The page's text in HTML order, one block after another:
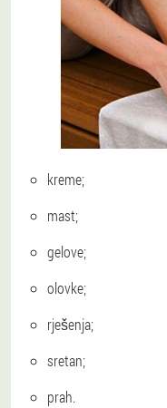
kreme;
mast;
gelove;
olovke;
rješenja;
sretan;
prah.